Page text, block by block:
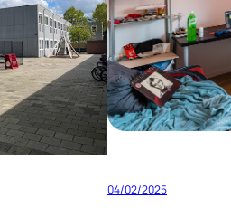
04/02/2025